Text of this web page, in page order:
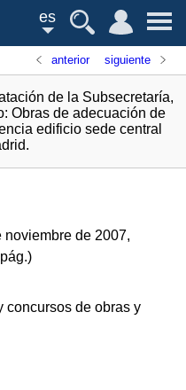
es
anterior siguiente
de la Subsecretaría,
Obras de adecuación de
edificio sede central
noviembre de 2007,
pág.)
concursos de obras y